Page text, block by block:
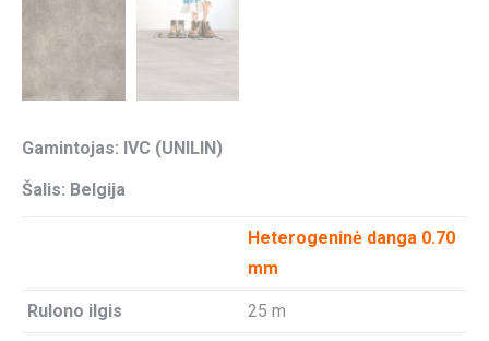
Gamintojas: IVC (UNILIN)
Šalis: Belgija
Heterogeninė danga 0.70
mm
Rulono ilgis 25 m